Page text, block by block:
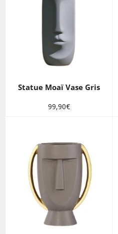
Statue Moaï Vase Gris
Prix
99,90€